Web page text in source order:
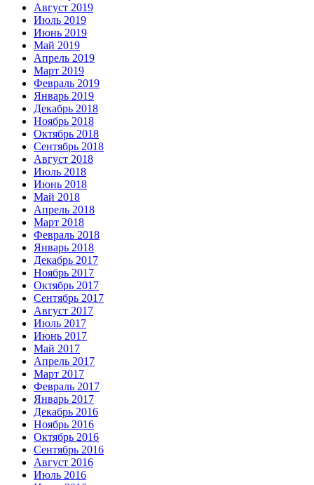
Август 2019
Июль 2019
Июнь 2019
Май 2019
Апрель 2019
Март 2019
Февраль 2019
Январь 2019
Декабрь 2018
Ноябрь 2018
Октябрь 2018
Сентябрь 2018
Август 2018
Июль 2018
Июнь 2018
Май 2018
Апрель 2018
Март 2018
Февраль 2018
Январь 2018
Декабрь 2017
Ноябрь 2017
Октябрь 2017
Сентябрь 2017
Август 2017
Июль 2017
Июнь 2017
Май 2017
Апрель 2017
Март 2017
Февраль 2017
Январь 2017
Декабрь 2016
Ноябрь 2016
Октябрь 2016
Сентябрь 2016
Август 2016
Июль 2016